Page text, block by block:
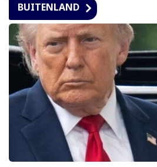
BUITENLAND